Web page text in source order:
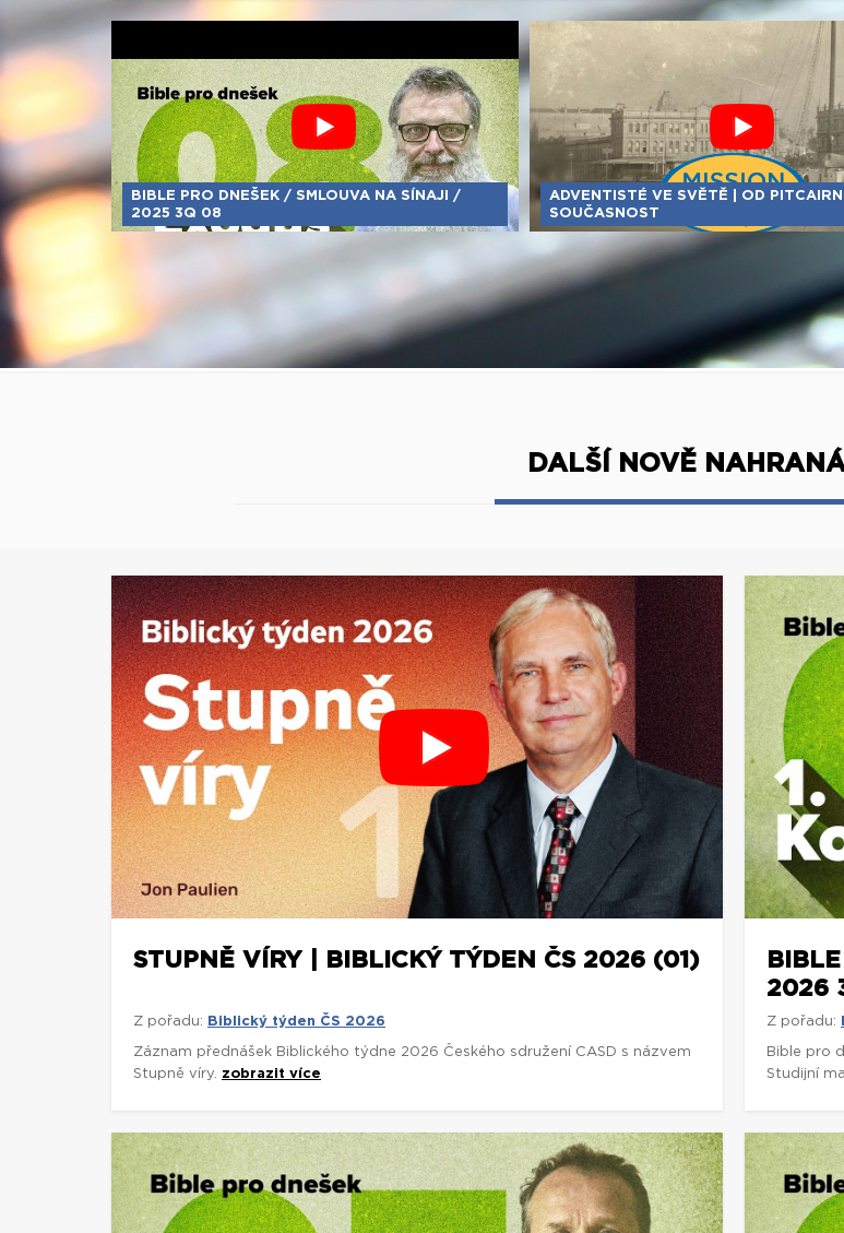
BIBLE PRO DNEŠEK / SMLOUVA NA SÍNAJI /
2025 3Q 08
ADVENTISTÉ VE SVĚTĚ | OD
SOUČASNOST
DALŠÍ NOVĚ
STUPNĚ VÍRY | BIBLICKÝ TÝDEN ČS 2026 (01)
Z pořadu: Biblický týden ČS 2026
Záznam přednášek Biblického týdne 2026 Českého sdružení CASD s názvem
Stupně víry. zobrazit více
2026
Z pořadu:
Bible pro
Studijní